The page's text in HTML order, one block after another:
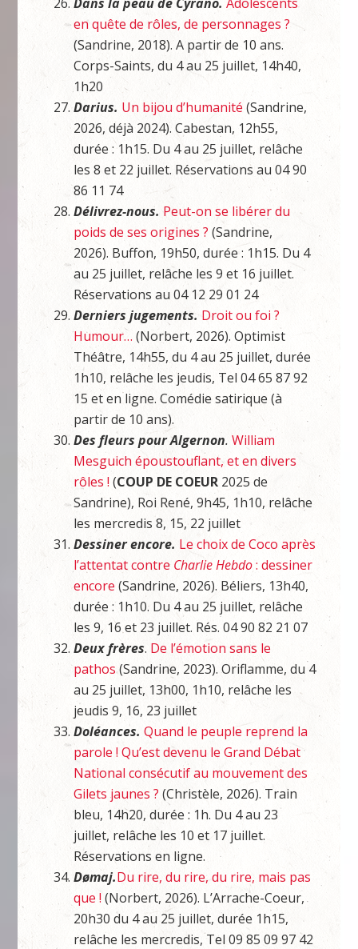
en quête de rôles, de personnages ?
(Sandrine, 2018). A partir de 10 ans.
Corps-Saints, du 4 au 25 juillet, 14h40,
1h20
Darius. Un bijou d’humanité(Sandrine,
2026, déjà 2024).Cabestan, 12h55,
durée : 1h15. Du 4 au 25 juillet, relâche
les 8 et 22 juillet. Réservations au 04 90
86 11 74
Délivrez-nous. Peut-on se libérer du
poids de ses origines ? (Sandrine,
2026). Buffon, 19h50, durée : 1h15. Du 4
au 25 juillet, relâche les 9 et 16 juillet.
Réservations au 04 12 29 01 24
Derniers jugements. Droit ou foi ?
Humour… (Norbert, 2026). Optimist
Théâtre, 14h55, du 4 au 25 juillet, durée
1h10, relâche les jeudis, Tel 04 65 87 92
15 et en ligne. Comédie satirique (à
partir de 10 ans).
Des fleurs pour Algernon.William
Mesguich époustouflant, et en divers
rôles !(COUP DE COEUR 2025 de
Sandrine), Roi René, 9h45, 1h10, relâche
les mercredis 8, 15, 22 juillet
Dessiner encore. Le choix de Coco après
l’attentat contre Charlie Hebdo: dessiner
encore (Sandrine, 2026). Béliers, 13h40,
durée : 1h10. Du 4 au 25 juillet, relâche
les 9, 16 et 23 juillet. Rés. 04 90 82 21 07
Deux frères. De l’émotion sans le
pathos(Sandrine, 2023). Oriflamme, du 4
au 25 juillet, 13h00, 1h10, relâche les
jeudis 9, 16, 23 juillet
Doléances.Quand le peuple reprend la
parole ! Qu’est devenu le Grand Débat
National consécutif au mouvement des
Gilets jaunes ? (Christèle, 2026). Train
bleu, 14h20, durée : 1h. Du 4 au 23
juillet, relâche les 10 et 17 juillet.
Réservations en ligne.
Dømaj.Du rire, du rire, du rire, mais pas
que !(Norbert, 2026). L’Arrache-Coeur,
20h30 du 4 au 25 juillet, durée 1h15,
relâche les mercredis, Tel 09 85 09 97 42